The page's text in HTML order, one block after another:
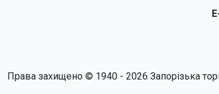
Права захищено © 1940 - 2026 Запорізька